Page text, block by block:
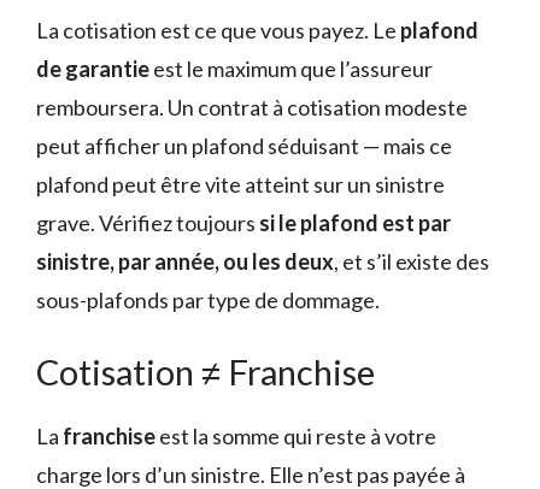
La cotisation est ce que vous payez. Le plafond
de garantieest le maximum que l’assureur
remboursera. Un contrat à cotisation modeste
peut afficher un plafond séduisant — mais ce
plafond peut être vite atteint sur un sinistre
grave. Vérifiez toujours si le plafond est par
sinistre, par année, ou les deux, et s’il existe des
sous-plafonds par type de dommage.
Cotisation ≠ Franchise
La franchiseest la somme qui reste à votre
charge lors d’un sinistre. Elle n’est pas payée à